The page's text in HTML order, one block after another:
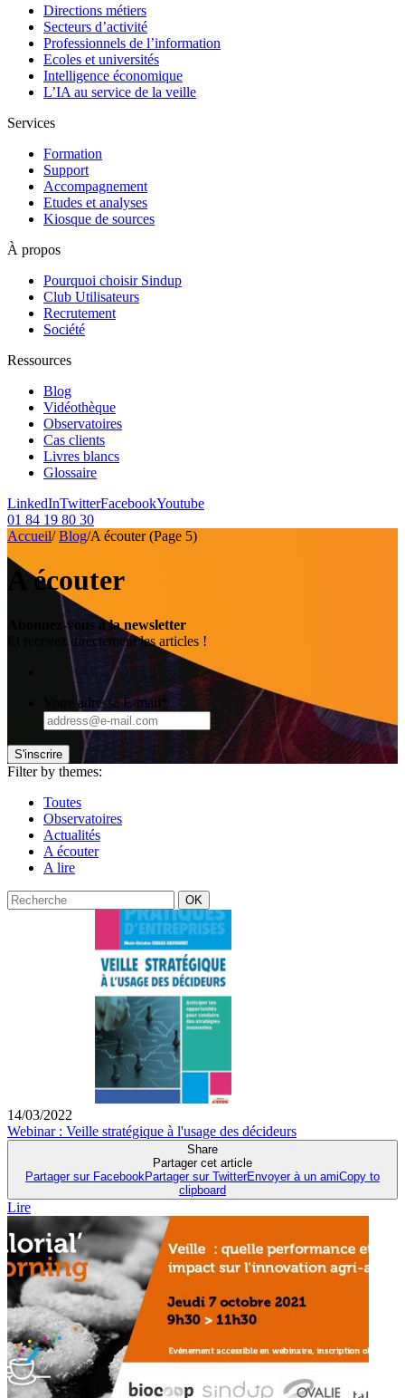
Directions métiers
Secteurs d’activité
Professionnels de l’information
Ecoles et universités
Intelligence économique
L’IA au service de la veille
Services
Formation
Support
Accompagnement
Etudes et analyses
Kiosque de sources
À propos
Pourquoi choisir Sindup
Club Utilisateurs
Recrutement
Société
Ressources
Blog
Vidéothèque
Observatoires
Cas clients
Livres blancs
Glossaire
LinkedInTwitterFacebookYoutube
01 84 19 80 30
Accueil/ Blog/A écouter(Page 5)
A écouter
Abonnez-vous à la newsletter
Et recevez directement les articles !
Votre adresse E-mail
S'inscrire
Filter by themes:
Toutes
Observatoires
Actualités
A écouter
A lire
Recherche
OK
14/03/2022
Webinar : Veille stratégique à l'usage des décideurs
Share
Partager cet article
Partager sur Facebook Partager sur TwitterEnvoyer à un amiCopy to
clipboard
Lire